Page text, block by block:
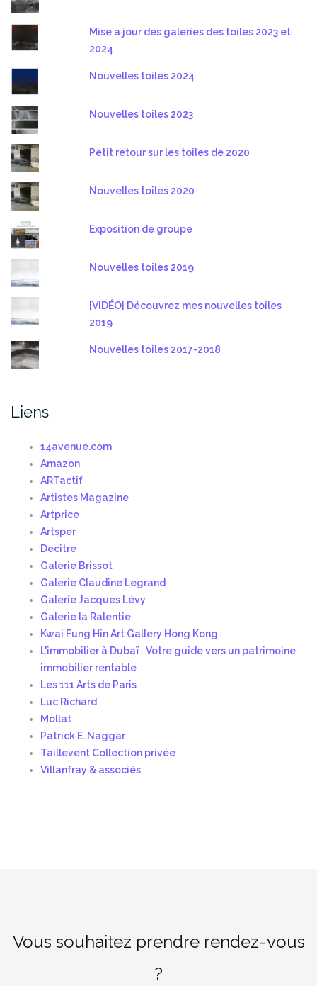
Mise à jour des galeries des toiles 2023 et
2024
Nouvelles toiles 2024
Nouvelles toiles 2023
Petit retour sur les toiles de 2020
Nouvelles toiles 2020
Exposition de groupe
Nouvelles toiles 2019
[VIDÉO] Découvrez mes nouvelles toiles
2019
Nouvelles toiles 2017-2018
Liens
14avenue.com
Amazon
ARTactif
Artistes Magazine
Artprice
Artsper
Decitre
Galerie Brissot
Galerie Claudine Legrand
Galerie Jacques Lévy
Galerie la Ralentie
Kwai Fung Hin Art Gallery Hong Kong
L'immobilier à Dubaï : Votre guide vers un patrimoine
immobilier rentable
Les 111 Arts de Paris
Luc Richard
Mollat
Patrick E. Naggar
Taillevent Collection privée
Villanfray & associés
Vous souhaitez prendre rendez-vous
?